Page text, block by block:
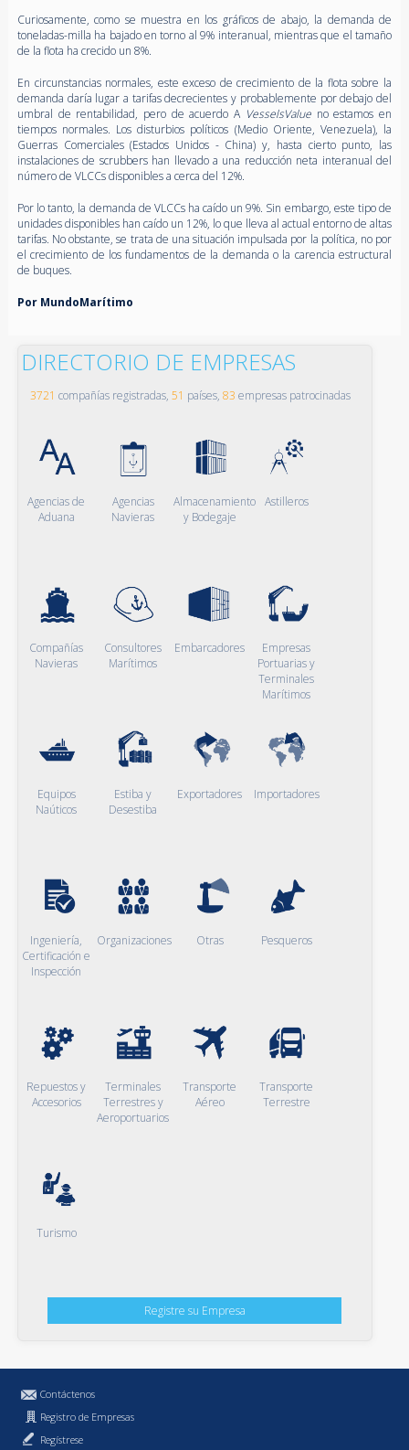
Curiosamente, como se muestra en los gráficos de abajo, la demanda de
toneladas-milla ha bajado en torno al 9% interanual, mientras que el tamaño
de la flota ha crecido un 8%.
En circunstancias normales, este exceso de crecimiento de la flota sobre la
demanda daría lugar a tarifas decrecientes y probablemente por debajo del
umbral de rentabilidad, pero de acuerdo A VesselsValue no estamos en
tiempos normales. Los disturbios políticos (Medio Oriente, Venezuela), la
Guerras Comerciales (Estados Unidos - China) y, hasta cierto punto, las
instalaciones de scrubbers han llevado a una reducción neta interanual del
número de VLCCs disponibles a cerca del 12%.
Por lo tanto, la demanda de VLCCs ha caído un 9%. Sin embargo, este tipo de
unidades disponibles han caído un 12%, lo que lleva al actual entorno de altas
tarifas. No obstante, se trata de una situación impulsada por la política, no por
el crecimiento de los fundamentos de la demanda o la carencia estructural
de buques.
Por MundoMarítimo
DIRECTORIO DE EMPRESAS
3721 compañías registradas, 51 países, 83 empresas patrocinadas
Agencias de
Aduana
Agencias
Navieras
Almacenamiento
y Bodegaje
Astilleros
Compañías
Navieras
Consultores
Marítimos
Embarcadores
Empresas
Portuarias y
Terminales
Marítimos
Equipos
Naúticos
Estiba y
Desestiba
Exportadores Importadores
Ingeniería,
Certificación e
Inspección
Organizaciones Otras Pesqueros
Repuestos y
Accesorios
Terminales
Terrestres y
Aeroportuarios
Transporte
Aéreo
Transporte
Terrestre
Turismo
Registre su Empresa
Contáctenos
Registro de Empresas
Regístrese